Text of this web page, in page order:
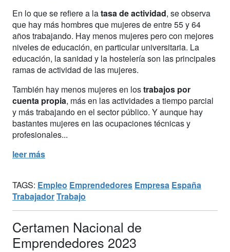
En lo que se refiere a latasa de actividad, se observa
que hay más hombres que mujeres de entre 55 y 64
años trabajando. Hay menos mujeres pero con mejores
niveles de educación, en particular universitaria. La
educación, la sanidad y la hostelería son las principales
ramas de actividad de las mujeres.
También hay menos mujeres en lostrabajos por
cuenta propia, más en las actividades a tiempo parcial
y más trabajando en el sector público. Y aunque hay
bastantes mujeres en las ocupaciones técnicas y
profesionales...
leer más
TAGS: Empleo Emprendedores Empresa España
TrabajadorTrabajo
Certamen Nacional de
Emprendedores 2023